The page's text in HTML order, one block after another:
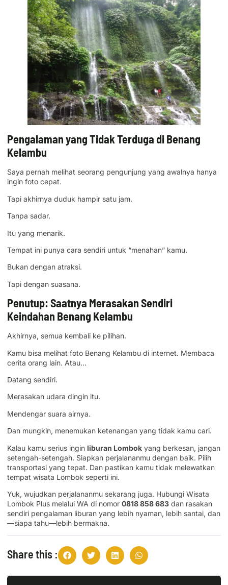
Pengalaman yang Tidak Terduga di Benang
Kelambu
Saya pernah melihat seorang pengunjung yang awalnya hanya
ingin foto cepat.
Tapi akhirnya duduk hampir satu jam.
Tanpa sadar.
Itu yang menarik.
Tempat ini punya cara sendiri untuk “menahan” kamu.
Bukan dengan atraksi.
Tapi dengan suasana.
Penutup: Saatnya Merasakan Sendiri
Keindahan Benang Kelambu
Akhirnya, semua kembali ke pilihan.
Kamu bisa melihat foto Benang Kelambu di internet. Membaca
cerita orang lain. Atau…
Datang sendiri.
Merasakan udara dingin itu.
Mendengar suara airnya.
Dan mungkin, menemukan ketenangan yang tidak kamu cari.
Kalau kamu serius ingin liburan Lombok yang berkesan, jangan
setengah-setengah. Siapkan perjalananmu dengan baik. Pilih
transportasi yang tepat. Dan pastikan kamu tidak melewatkan
tempat wisata Lombok seperti ini.
Yuk, wujudkan perjalananmu sekarang juga. Hubungi Wisata
Lombok Plus melalui WA di nomor 0818 858 683 dan rasakan
sendiri pengalaman liburan yang lebih nyaman, lebih santai, dan
—siapa tahu—lebih bermakna.
Share this :